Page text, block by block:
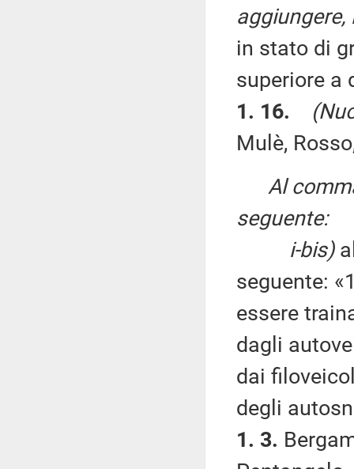
in stato di
superiore a
1. 16.
Mulè,
Al
seguente:
i-bis)
seguente:
essere
dagli
dai
degli
1. 3.